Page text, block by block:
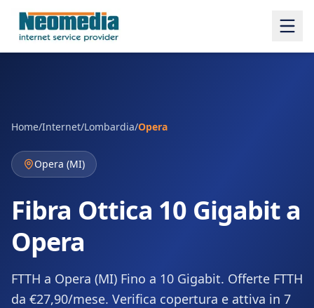
Home/Internet/Lombardia/Opera
Opera (MI)
Fibra Ottica 10 Gigabit a
Opera
FTTH a Opera (MI) Fino a 10 Gigabit. Offerte FTTH
da €27,90/mese. Verifica copertura e attiva in 7